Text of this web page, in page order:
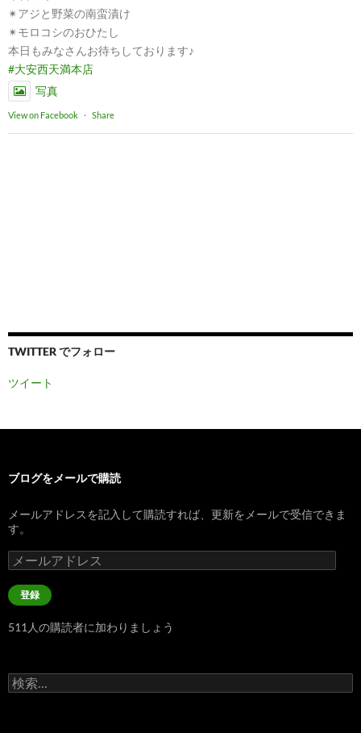
✴︎アジと野菜の南蛮漬け
✴︎モロコシのおひたし
本日もみなさんお待ちしております♪
#大安西天満本店
写真
View on Facebook · Share
TWITTER でフォロー
ツイート
ブログをメールで購読
メールアドレスを記入して購読すれば、更新をメールで受信できま
す。
メ
ー
ル
ア
レ
登録
511人の購読者に加わりましょう
検
索: